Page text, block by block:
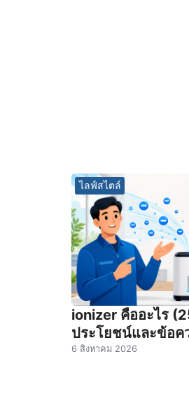
ไลฟ์สไตล์
ionizer คืออะไร
ประโยชน์และข้อค
6 สิงหาคม 2026